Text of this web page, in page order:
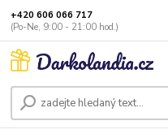
+420 606 066 717
(Po-Ne, 9:00 - 21:00 hod.)